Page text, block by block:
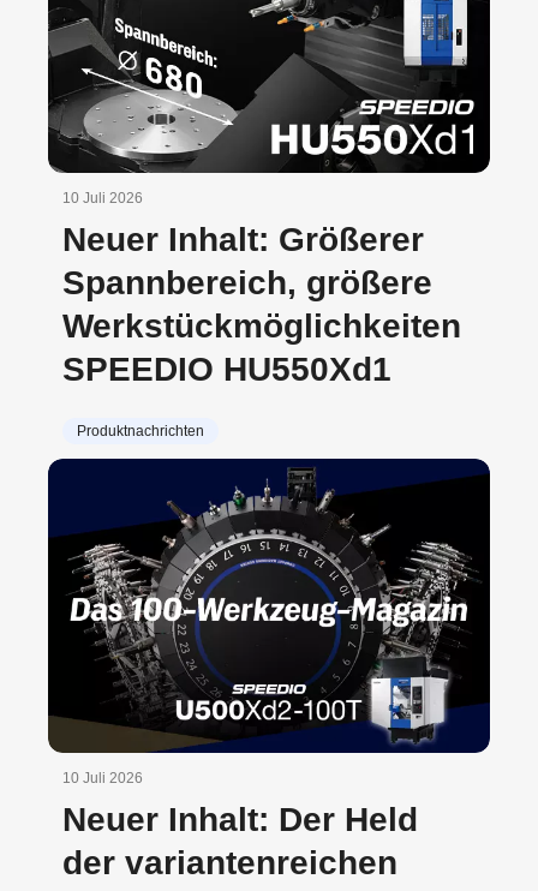
10 Juli 2026
Neuer Inhalt: Größerer
Spannbereich, größere
Werkstückmöglichkeiten
SPEEDIO HU550Xd1
Produktnachrichten
10 Juli 2026
Neuer Inhalt: Der Held
der variantenreichen